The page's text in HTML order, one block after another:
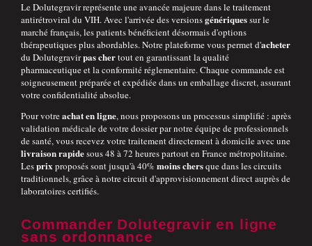
Le Dolutegravir représente une avancée majeure dans le traitement
antirétroviral du VIH. Avec l'arrivée des versionsgénériquessur le
marché français, les patients bénéficient désormais d'options
thérapeutiques plus abordables. Notre plateforme vous permet d'acheter
du Dolutegravirpas chertout en garantissant la qualité
pharmaceutique et la conformité réglementaire. Chaque commande est
soigneusement préparée et expédiée dans un emballage discret, assurant
votre confidentialité absolue.
Pour votreachat en ligne, nous proposons un processus simplifié : après
validation médicale de votre dossier par notre équipe de professionnels
de santé, vous recevez votre traitement directement à domicile avec une
livraison rapidesous 48 à 72 heures partout en France métropolitaine.
Lesprixproposés sont jusqu'à 40% moins chersque dans les circuits
traditionnels, grâce à notre circuit d'approvisionnement direct auprès de
laboratoires certifiés.
Commander Dolutegravir en ligne
sans ordonnance